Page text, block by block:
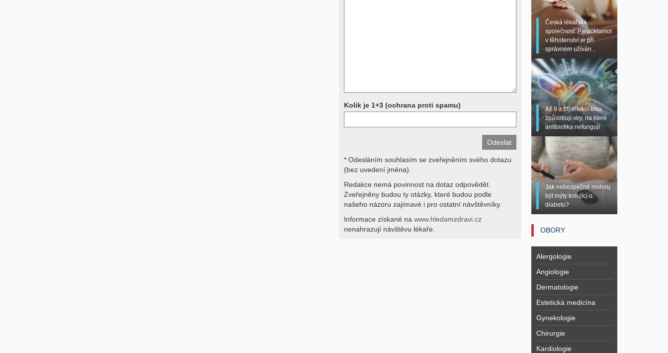
Děkujeme za pochopení
Kolik je 1+3 (ochrana proti spamu)
* Odesláním souhlasím se zveřejněním svého dotazu
(bez uvedení jména).
Redakce nemá povinnost na dotaz odpovědět.
Zveřejněny budou ty otázky, které budou podle
našeho názoru zajímavé i pro ostatní návštěvníky.
Informace získané na www.hledamzdravi.cz
nenahrazují návštěvu lékaře.
Česká lékařská
společnost: Paracetamol
v těhotenství je při
správném užíván ..
Až 9 z 10 infekcí krku
způsobují viry, na které
antibiotika nefungují
Jak nebezpečné mohou
být mýty kolující o
diabetu?
OBORY
Alergologie
Angiologie
Dermatologie
Estetická medicína
Gynekologie
Chirurgie
Kardiologie